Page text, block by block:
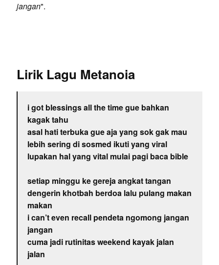
jangan".
Lirik Lagu Metanoia
i got blessings all the time gue bahkan
kagak tahu
asal hati terbuka gue aja yang sok gak mau
lebih sering di sosmed ikuti yang viral
lupakan hal yang vital mulai pagi baca bible
setiap minggu ke gereja angkat tangan
dengerin khotbah berdoa lalu pulang makan
makan
i can’t even recall pendeta ngomong jangan
jangan
cuma jadi rutinitas weekend kayak jalan
jalan